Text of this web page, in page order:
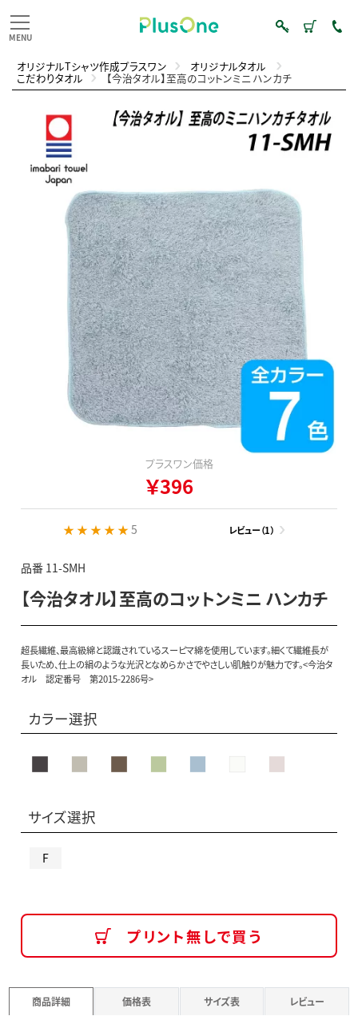
オリジナルTシャツ作成プラスワン オリジナルタオル
こだわりタオル 【今治タオル】至高のコットンミニ ハンカチ
プラスワン価格
￥396
★ ★ ★ ★ ★5 レビュー（1）
品番 11-SMH
【今治タオル】至高のコットンミニ ハンカチ
超長繊維、最高級綿と認識されているスーピマ綿を使用しています。細くて繊維長が
長いため、仕上の絹のような光沢となめらかさでやさしい肌触りが魅力です。<今治タ
オル 認定番号 第2015-2286号>
カラー選択
サイズ選択
F
プリント無しで買う
商品詳細 価格表 サイズ表 レビュー